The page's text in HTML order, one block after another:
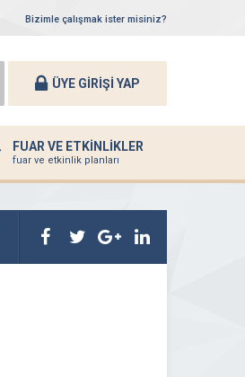
Bizimle çalışmak ister misiniz?
ÜYE GİRİŞİ YAP
FUAR VE ETKİNLİKLER
fuar ve etkinlik planları